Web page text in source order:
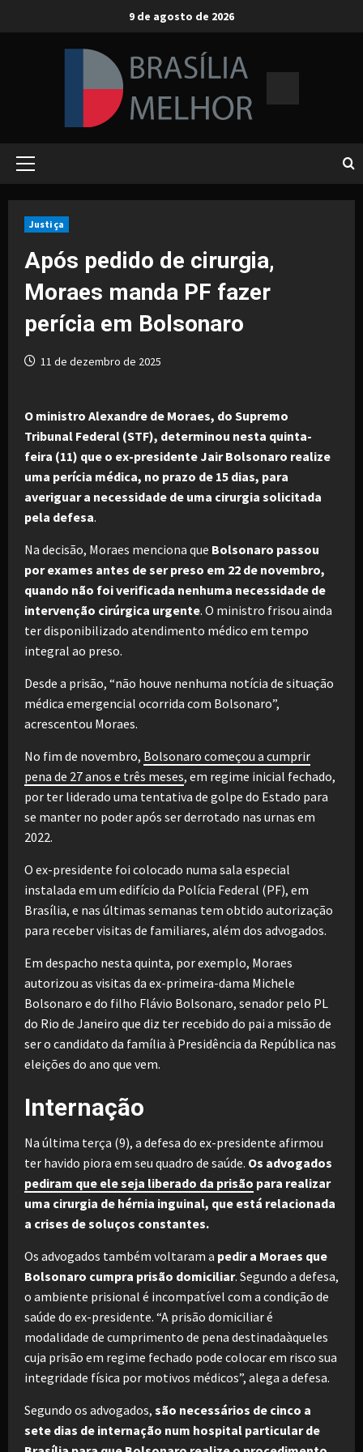
9 de agosto de 2026
Primary
Justiça
Após pedido de cirurgia,
Moraes manda PF fazer
perícia em Bolsonaro
11 de dezembro de 2025
O ministro Alexandre de Moraes, do Supremo
Tribunal Federal (STF), determinou nesta quinta-
feira (11) que o ex-presidente Jair Bolsonaro realize
uma perícia médica, no prazo de 15 dias, para
averiguar a necessidade de uma cirurgia solicitada
pela defesa.
Na decisão, Moraes menciona que Bolsonaro passou
por exames antes de ser preso em 22 de novembro,
quando não foi verificada nenhuma necessidade de
intervenção cirúrgica urgente. O ministro frisou ainda
ter disponibilizado atendimento médico em tempo
integral ao preso.
Desde a prisão, “não houve nenhuma notícia de situação
médica emergencial ocorrida com Bolsonaro”,
acrescentou Moraes.
No fim de novembro, Bolsonaro começou a cumprir
pena de 27 anos e três meses, em regime inicial fechado,
por ter liderado uma tentativa de golpe do Estado para
se manter no poder após ser derrotado nas urnas em
2022.
O ex-presidente foi colocado numa sala especial
instalada em um edifício da Polícia Federal (PF), em
Brasília, e nas últimas semanas tem obtido autorização
para receber visitas de familiares, além dos advogados.
Em despacho nesta quinta, por exemplo, Moraes
autorizou as visitas da ex-primeira-dama Michele
Bolsonaro e do filho Flávio Bolsonaro, senador pelo PL
do Rio de Janeiro que diz ter recebido do pai a missão de
ser o candidato da família à Presidência da República nas
eleições do ano que vem.
Internação
Na última terça (9), a defesa do ex-presidente afirmou
ter havido piora em seu quadro de saúde. Os advogados
pediram que ele seja liberado da prisão para realizar
uma cirurgia de hérnia inguinal, que está relacionada
a crises de soluços constantes.
Os advogados também voltaram a pedir a Moraes que
Bolsonaro cumpra prisão domiciliar. Segundo a defesa,
o ambiente prisional é incompatível com a condição de
saúde do ex-presidente. “A prisão domiciliar é
modalidade de cumprimento de pena destinadaàqueles
cuja prisão em regime fechado pode colocar em risco sua
integridade física por motivos médicos”, alega a defesa.
Segundo os advogados, são necessários de cinco a
sete dias de internação num hospital particular de